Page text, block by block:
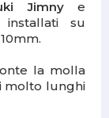
Jimnye
su
la molla
molto lunghi